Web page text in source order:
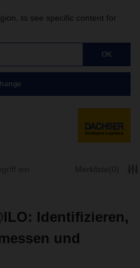
to see specific content for
OK
Merkliste(0)
Identifizieren,
und